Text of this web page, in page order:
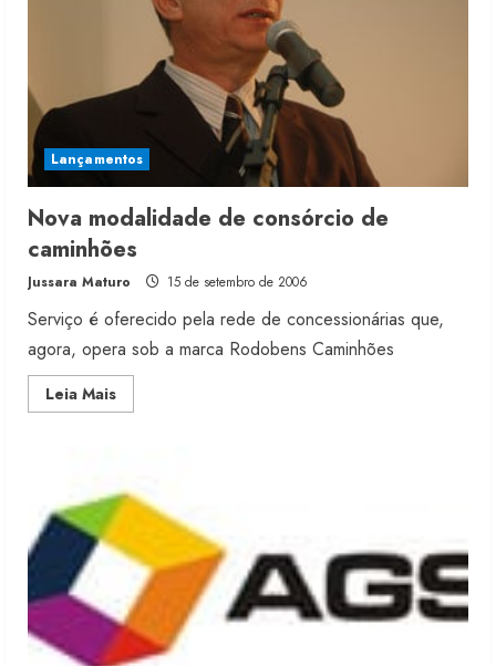
Lançamentos
Nova modalidade de consórcio de
caminhões
Jussara Maturo 15 de setembro de 2006
Serviço é oferecido pela rede de concessionárias que,
agora, opera sob a marca Rodobens Caminhões
Leia MaisRead
more
consórcio
de
caminhões